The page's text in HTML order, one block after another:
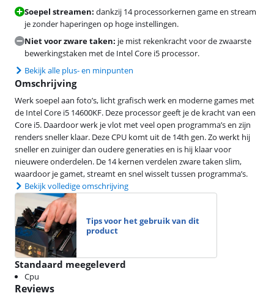
Soepel streamen: dankzij 14 processorkernen game en stream
je zonder haperingen op hoge instellingen.
Niet voor zware taken: je mist rekenkracht voor de zwaarste
bewerkingstaken met de Intel Core i5 processor.
Bekijk alle plus- en minpunten
Omschrijving
Werk soepel aan foto’s, licht grafisch werk en moderne games met
de Intel Core i5 14600KF. Deze processor geeft je de kracht van een
Core i5. Daardoor werk je vlot met veel open programma’s en zijn
renders sneller klaar. Deze CPU komt uit de 14th gen. Zo werkt hij
sneller en zuiniger dan oudere generaties en is hij klaar voor
nieuwere onderdelen. De 14 kernen verdelen zware taken slim,
waardoor je gamet, streamt en snel wisselt tussen programma’s.
Bekijk volledige omschrijving
Tips voor het gebruik van dit
product
Standaard meegeleverd
Cpu
Reviews